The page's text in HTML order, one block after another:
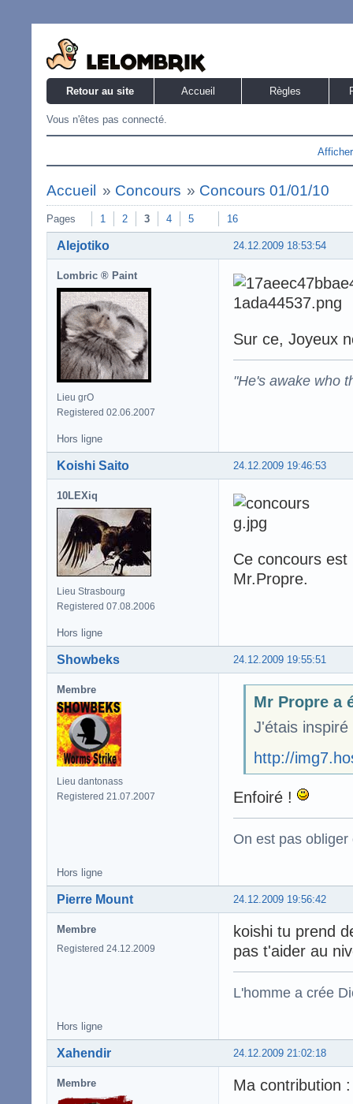
Retour au site Accueil Règles
Vous n'êtes pas connecté.
Accueil » Concours » Concours 01/01/10
Pages 1 2 3 4 5 16
24.12.2009 18:53:54
Alejotiko
Lombric ® Paint
Lieu grO
Registered 02.06.2007
Sur ce, Joyeux
"He's awake who
Hors ligne
24.12.2009 19:46:53
Koishi Saito
10LEXiq
Lieu Strasbourg
Registered 07.08.2006
Ce concours
Mr.Propre.
Hors ligne
24.12.2009 19:55:51
Showbeks
Membre
Lieu dantonass
Registered 21.07.2007
Mr Propre a
J'étais
http://
Enfoiré !
On est pas
Hors ligne
24.12.2009 19:56:42
Pierre Mount
Membre
Registered 24.12.2009
koishi tu prend
pas t'aider au
L'homme a crée
Hors ligne
24.12.2009 21:02:18
Xahendir
Membre Ma contribution :